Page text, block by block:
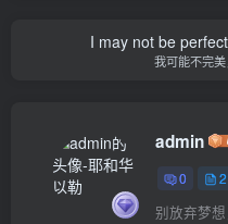
I may not be
我可能不完
admin
0
别放弃梦